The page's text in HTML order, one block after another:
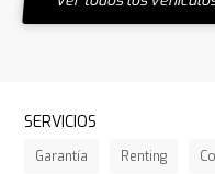
SERVICIOS
Garantía Renting